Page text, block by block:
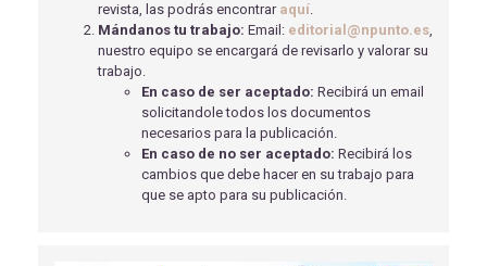
IMPORTANCIA DEL PAPEL DEL ENFERMERO EN LA
SALUD ESCOLAR
Barba Cabañas, F- 13/05/2020
ACCESO INTRAÓSEO. EL GRAN ALIDADO DE LA
ENFERMERÍA EXTRAHOSPITALARIA
Cabañero Molina, E- 09/06/2020
CASO CLÍNICO - TERAPIA CON LUTECIO 177
Olivares Polo, L- 27/04/2022
revista, las podrás encontrar aquí.
Mándanos tu trabajo: Email: editorial@npunto.es,
nuestro equipo se encargará de revisarlo y valorar su
trabajo.
En caso de ser aceptado: Recibirá un email
solicitandole todos los documentos
necesarios para la publicación.
En caso de no ser aceptado: Recibirá los
cambios que debe hacer en su trabajo para
que se apto para su publicación.